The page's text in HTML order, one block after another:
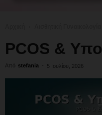
PCOS &
Από stefania - 5 Ιουλίου, 2026